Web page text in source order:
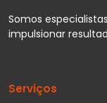
Somos
impulsionar
Serviços